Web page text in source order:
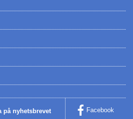
på nyhetsbrevet Facebook